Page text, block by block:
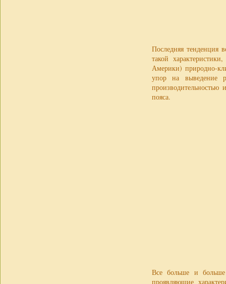
Последняя тенденция
такой
Америки) природно-
упор на выведение
пояса.
Все больше и больше
проявляющие